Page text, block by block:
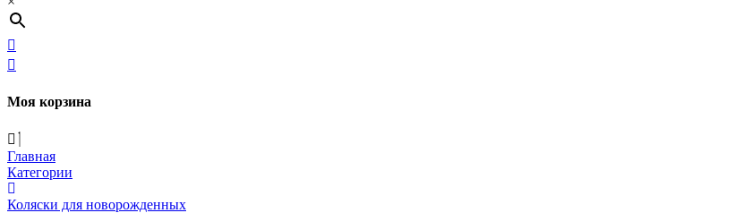
Моя корзина
Главная
Категории
Коляски для новорожденных